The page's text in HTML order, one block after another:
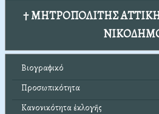
† ΜΗΤΡΟΠΟΛΙΤΗΣ
Βιογραφικό
Προσωπικότητα
Κανονικότητα ἐκλογῆς